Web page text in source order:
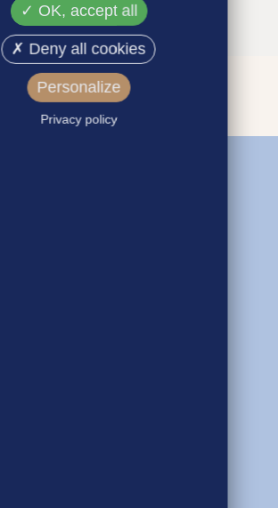
OK, accept all
Deny all cookies
Personalize
Privacy policy